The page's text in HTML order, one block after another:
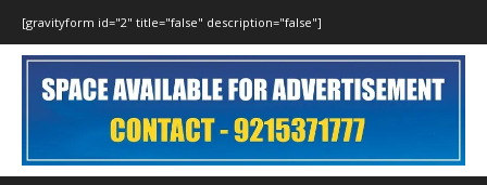
[gravityform id="2" title="false" description="false"]